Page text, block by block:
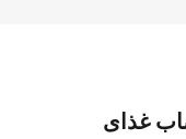
روز اعتصاب غذای